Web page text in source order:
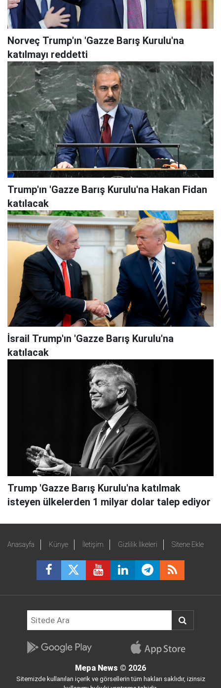
Norveç Trump'ın 'Gazze Barış Kurulu'na
katılmayı reddetti
Trump'ın 'Gazze Barış Kurulu'na Hakan Fidan
katılacak
İsrail Trump'ın 'Gazze Barış Kurulu'na
katılacak
Trump 'Gazze Barış Kurulu'na katılmak
isteyen ülkelerden 1 milyar dolar talep ediyor
Anasayfa Künye İletişim Gizlilik İlkeleri Sitene Ekle
Mepa News © 2026
Sitemizde kullanılan içerik ve görsellerin tüm hakları saklıdır, izinsiz